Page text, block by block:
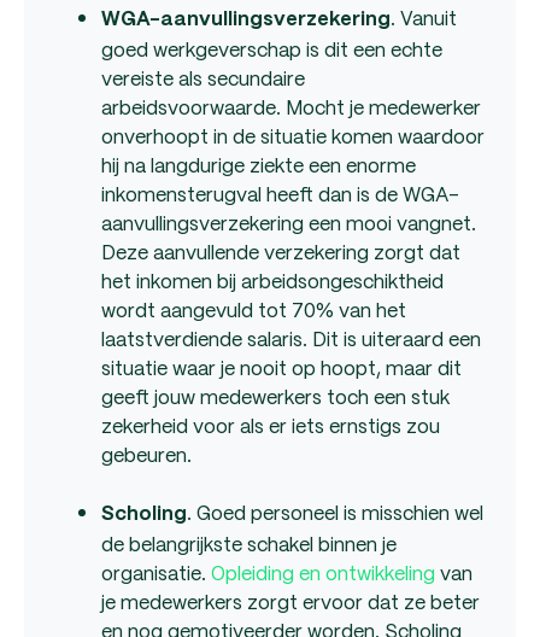
WGA-aanvullingsverzekering. Vanuit
goed werkgeverschap is dit een echte
vereiste als secundaire
arbeidsvoorwaarde. Mocht je medewerker
onverhoopt in de situatie komen waardoor
hij na langdurige ziekte een enorme
inkomensterugval heeft dan is de WGA-
aanvullingsverzekering een mooi vangnet.
Deze aanvullende verzekering zorgt dat
het inkomen bij arbeidsongeschiktheid
wordt aangevuld tot 70% van het
laatstverdiende salaris. Dit is uiteraard een
situatie waar je nooit op hoopt, maar dit
geeft jouw medewerkers toch een stuk
zekerheid voor als er iets ernstigs zou
gebeuren.
Scholing. Goed personeel is misschien wel
de belangrijkste schakel binnen je
organisatie. Opleiding en ontwikkeling van
je medewerkers zorgt ervoor dat ze beter
en nog gemotiveerder worden. Scholing